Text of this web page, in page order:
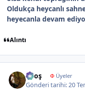
Oldukça heycanlı
heyecanla devam
Alıntı
diloş ΦÜyeler
Gönderi tarihi:20